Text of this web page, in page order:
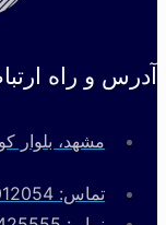
آدرس و راه
مشهد، بلوار
تماس: 91012054 - 051